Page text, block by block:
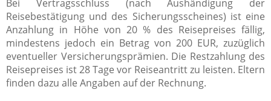
Bei Vertragsschluss (nach Aushändigung der
Reisebestätigung und des Sicherungsscheines) ist eine
Anzahlung in Höhe von 20 % des Reisepreises fällig,
mindestens jedoch ein Betrag von 200 EUR, zuzüglich
eventueller Versicherungsprämien. Die Restzahlung des
Reisepreises ist 28 Tage vor Reiseantritt zu leisten. Eltern
finden dazu alle Angaben auf der Rechnung.